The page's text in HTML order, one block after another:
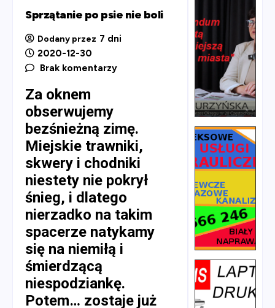
Sprzątanie po psie nie boli
Dodany przez 7 dni
2020-12-30
Brak komentarzy
Za oknem
obserwujemy
bezśnieżną zimę.
Miejskie trawniki,
skwery i chodniki
niestety nie pokrył
śnieg, i dlatego
nierzadko na takim
spacerze natykamy
się na niemiłą i
śmierdzącą
niespodziankę.
Potem… zostaje już